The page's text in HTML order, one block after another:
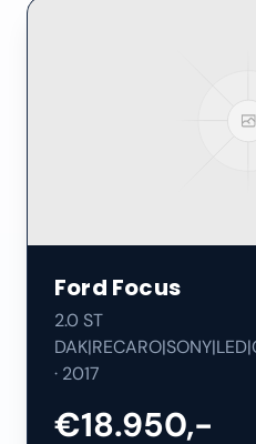
Ford Focus
2.0 ST
· 2017
€18.950,-